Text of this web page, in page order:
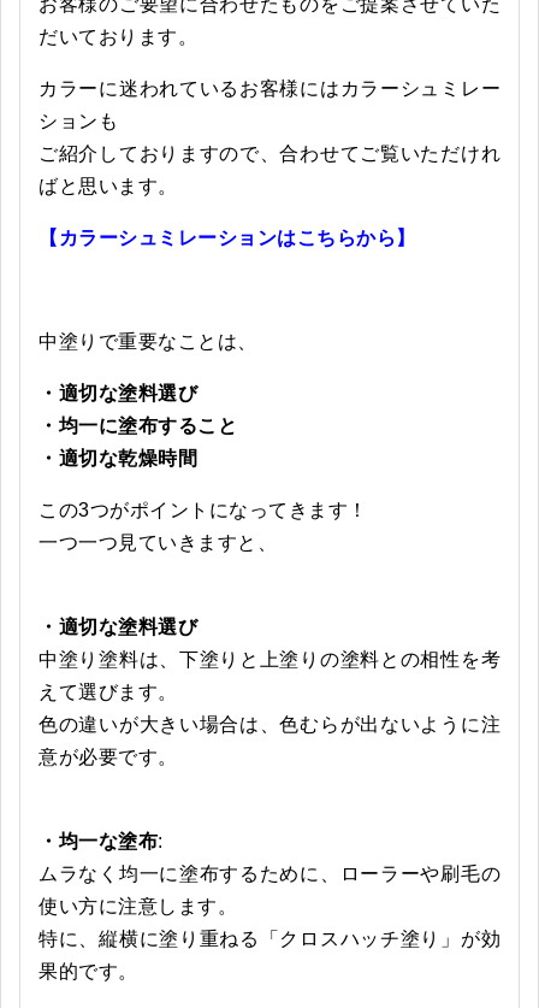
お客様のご要望に合わせたものをご提案させていた
だいております。
カラーに迷われているお客様にはカラーシュミレー
ションも
ご紹介しておりますので、合わせてご覧いただけれ
ばと思います。
【 カラーシュミレーションはこちらから 】
中塗りで重要なことは、
・適切な塗料選び
・均一に塗布すること
・適切な乾燥時間
この3つがポイントになってきます！
一つ一つ見ていきますと、
・適切な塗料選び
中塗り塗料は、下塗りと上塗りの塗料との相性を考
えて選びます。
色の違いが大きい場合は、色むらが出ないように注
意が必要です。
・均一な塗布:
ムラなく均一に塗布するために、ローラーや刷毛の
使い方に注意します。
特に、縦横に塗り重ねる「クロスハッチ塗り」が効
果的です。